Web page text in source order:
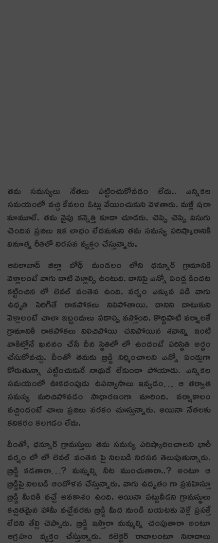
త‌మ స‌మ‌స్య‌లు నేత‌లు ప‌ట్టించుకోవ‌డం లేదు.. ఎన్నిక‌ల
స‌మ‌యంలో వ‌చ్చి కేవ‌లం ఓట్లు వేయించుకుని వెళ‌తారు. మ‌ళ్లీ ష‌రా
మామూలే. త‌మ వైపు క‌న్నెత్తి కూడా చూడ‌రు. చెప్పి చెప్పి విసుగు
చెందిన ప్ర‌జ‌లు ఇక లాభం లేద‌నుకుని త‌మ స‌మ‌స్య ప‌రిష్కారానికి
వినూత్న రీతిలో నిరస‌న వ్య‌క్తం చేస్తున్నారు.
ఆదిలాబాద్ జిల్లా బోథ్ మండలం లోని ధన్నూర్ గ్రామానికి
వెళ్లాలంటే వాగు దాటి వెళ్లాల్సి ఉంటుది. దానిపై ఎన్నో ఏండ్ల కింద‌ట
క‌ట్టించిన లో లెవ‌ల్ వంతెన ఉంది. వ‌ర్షం ఎక్కువ ప‌డి వాగు
ఉధృతి పెరిగితే రాక‌పోక‌లు నిలిపోతాయి. దానిని దాటుకుని
వెళ్లాలంటే చాలా ఇబ్బందులు ప‌డాల్సి వ‌స్తోంది. కొద్దిపాటి వర్షాలకే
గ్రామానికి రాకపోకలు నిలిచిపోయి చనిపోయిన శవాన్ని ఇంటి
వాకిట్లోనే ఖననం చేసే దీన స్థితిలో లో ఉందంటే ప‌రిస్థితి అర్ధం
చేసుకోవ‌చ్చు. దీంతో త‌మ‌కు బ్రిడ్జి నిర్మించాల‌ని ఎన్నో ఏండ్లుగా
కోరుతున్నా ప‌ట్టించుకునే నాథుడే లేకుండా పోయాడు. ఎన్నిక‌ల
స‌మ‌యంలో ఊక‌దంపుడు ఉప‌న్యాసాలు ఇవ్వ‌డం… ఆ త‌ర్వాత
స‌మ‌స్య మ‌రిచిపోవ‌డం సాధారణంగా మారింది. వ‌ర్షాకాలం
వ‌చ్చిందంటే చాలు ప్ర‌జ‌లు న‌ర‌కం చూస్తున్నారు. అయినా నేత‌ల‌కు
క‌నిక‌రం క‌ల‌గ‌డం లేదు.
దీంతో, ధ‌న్నూర్ గ్రామ‌స్తులు త‌మ స‌మ‌స్య ప‌రిష్కారించాల‌ని భారీ
వర్షం లో లో లెవల్ వంతెన పై నిలబడి నిరసన తెలుపుతున్నారు.
బ్రిడ్జి కడతారా…? మమ్మల్ని నీట ముంచుతారా..? అంటూ ఆ
బ్రిడ్జిపై నిల‌బ‌డి ఆందోళ‌న చేస్తున్నారు. వాగు ఉదృతం గా ప్రవహిస్తూ
బ్రిడ్జి మీదకి వచ్చే అవకాశం ఉంది. అయినా పట్టువీడని గ్రామస్థులు
కచ్చితమైన హామీ వచ్చేవరకు బ్రిడ్జి మీద నుండి బయటకు వెళ్లే ప్రసక్తే
లేదని తేల్చి చెప్పారు. బ్రిడ్జి ఇస్తారా మమ్మల్ని చంపుతారా అంటూ
ఆగ్రహం వ్య‌క్తం చేస్తున్నారు. క‌లెక్ట‌ర్ రావాలంటూ నినాదాలు